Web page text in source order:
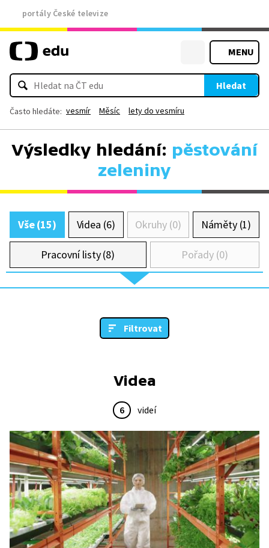
portály České televize
MENU
Hledat
Často hledáte: vesmír Měsíc lety do vesmíru
Výsledky hledání: pěstování
zeleniny
Vše (15) Videa (6) Okruhy (0) Náměty (1)
Pracovní listy (8) Pořady (0)
Filtrovat
Videa
6 videí